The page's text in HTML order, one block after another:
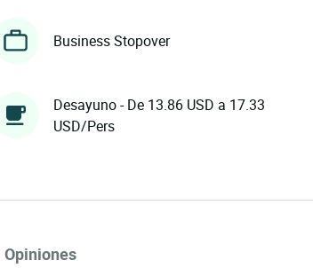
Business Stopover
Desayuno - De 13.86 USD a 17.33
USD/Pers
Opiniones